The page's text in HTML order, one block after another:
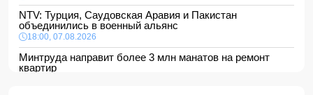
NTV: Турция, Саудовская Аравия и Пакистан
объединились в военный альянс
18:00, 07.08.2026
Минтруда направит более 3 млн манатов на ремонт
квартир